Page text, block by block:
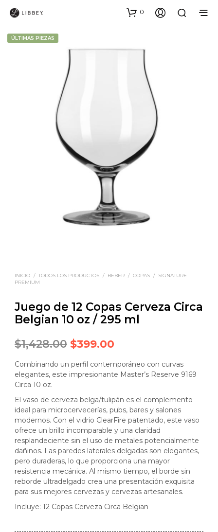
0
ÚLTIMAS PIEZAS
INICIO / TODOS LOS PRODUCTOS / BEBER / COPAS /
SIGNATURE
PREMIUM
Juego de 12 Copas Cerveza Circa
Belgian 10 oz / 295 ml
$1,428.00 Original
price
was:
$399.00
price
is:
Combinando un perfil contemporáneo con curvas
elegantes, este impresionante Master’s Reserve 9169
Circa 10 oz.
El vaso de cerveza belga/tulipán es el complemento
ideal para microcervecerías, pubs, bares y salones
modernos. Con el vidrio ClearFire patentado, este vaso
ofrece un brillo incomparable y una claridad
resplandeciente sin el uso de metales potencialmente
dañinos. Las paredes laterales delgadas son elegantes,
pero duraderas, lo que proporciona una mayor
resistencia mecánica. Al mismo tiempo, el borde sin
reborde ultradelgado crea una presentación exquisita
para sus mejores cervezas y cervezas artesanales.
Incluye: 12 Copas Cerveza Circa Belgian